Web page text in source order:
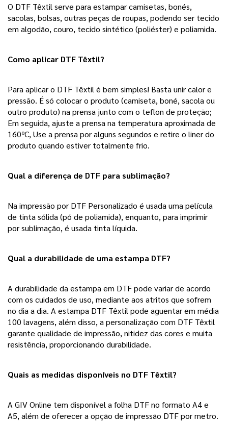
O DTF Têxtil serve para estampar camisetas, bonés,
sacolas, bolsas, outras peças de roupas, podendo ser tecido
em algodão, couro, tecido sintético (poliéster) e poliamida.
Como aplicar DTF Têxtil?
Para aplicar o DTF Têxtil é bem simples! Basta unir calor e
pressão. É só colocar o produto (camiseta, boné, sacola ou
outro produto) na prensa junto com o teflon de proteção;
Em seguida, ajuste a prensa na temperatura aproximada de
160ºC, Use a prensa por alguns segundos e retire o liner do
produto quando estiver totalmente frio.
Qual a diferença de DTF para sublimação?
Na impressão por DTF Personalizado é usada uma película
de tinta sólida (pó de poliamida), enquanto, para imprimir
por sublimação, é usada tinta líquida.
Qual a durabilidade de uma estampa DTF?
A durabilidade da estampa em DTF pode variar de acordo
com os cuidados de uso, mediante aos atritos que sofrem
no dia a dia. A estampa DTF Têxtil pode aguentar em média
100 lavagens, além disso, a personalização com DTF Têxtil
garante qualidade de impressão, nitidez das cores e muita
resistência, proporcionando durabilidade.
Quais as medidas disponíveis no DTF Têxtil?
A GIV Online tem disponível a folha DTF no formato A4 e
A5, além de oferecer a opção de impressão DTF por metro.